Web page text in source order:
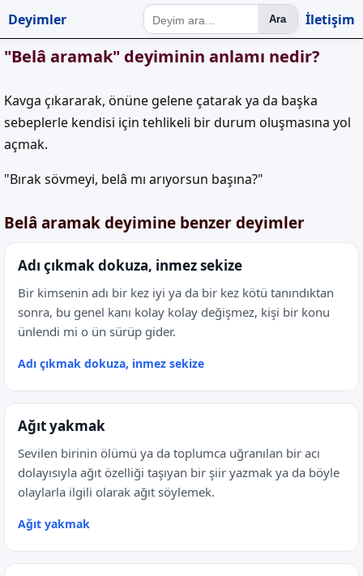
Deyimler Ara İletişim
"Belâ aramak" deyiminin anlamı nedir?
Kavga çıkararak, önüne gelene çatarak ya da başka
sebeplerle kendisi için tehlikeli bir durum oluşmasına yol
açmak.
"Bırak sövmeyi, belâ mı arıyorsun başına?"
Belâ aramak deyimine benzer deyimler
Adı çıkmak dokuza, inmez sekize
Bir kimsenin adı bir kez iyi ya da bir kez kötü tanındıktan
sonra, bu genel kanı kolay kolay değişmez, kişi bir konu
ünlendi mi o ün sürüp gider.
Adı çıkmak dokuza, inmez sekize
Ağıt yakmak
Sevilen birinin ölümü ya da toplumca uğranılan bir acı
dolayısıyla ağıt özelliği taşıyan bir şiir yazmak ya da böyle
olaylarla ilgili olarak ağıt söylemek.
Ağıt yakmak